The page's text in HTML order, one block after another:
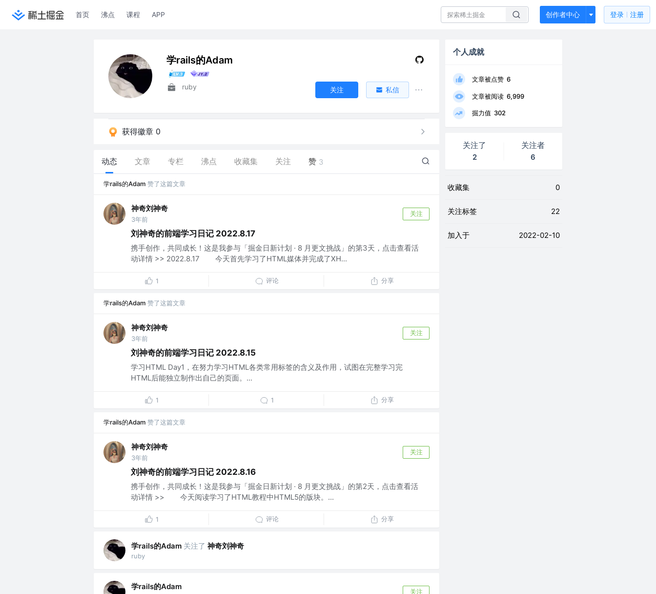
首页 沸点 课程 APP 创作者中心 登录 注册
学rails的Adam
ruby 关注 私信
获得徽章 0
动态 文章 专栏 沸点 收藏集 关注 赞 3
学rails的Adam 赞了这篇文章
神奇刘神奇
3年前
关注
刘神奇的前端学习日记 2022.8.17
携手创作，共同成长！这是我参与「掘金日新计划 · 8 月更文挑战」的第3天，点击查看活
动详情 >> 2022.8.17 今天首先学习了HTML媒体并完成了XH...
1 评论 分享
学rails的Adam 赞了这篇文章
神奇刘神奇
3年前
关注
刘神奇的前端学习日记 2022.8.15
学习HTML Day1，在努力学习HTML各类常用标签的含义及作用，试图在完整学习完
HTML后能独立制作出自己的页面。...
1 1 分享
学rails的Adam 赞了这篇文章
神奇刘神奇
3年前
关注
刘神奇的前端学习日记 2022.8.16
携手创作，共同成长！这是我参与「掘金日新计划 · 8 月更文挑战」的第2天，点击查看活
动详情 >> 今天阅读学习了HTML教程中HTML5的版块。...
1 评论 分享
学rails的Adam 关注了 神奇刘神奇
ruby
学rails的Adam
关注
个人成就
文章被点赞 6
文章被阅读 6,999
掘力值 302
关注了
2
关注者
6
收藏集 0
关注标签 22
加入于 2022-02-10